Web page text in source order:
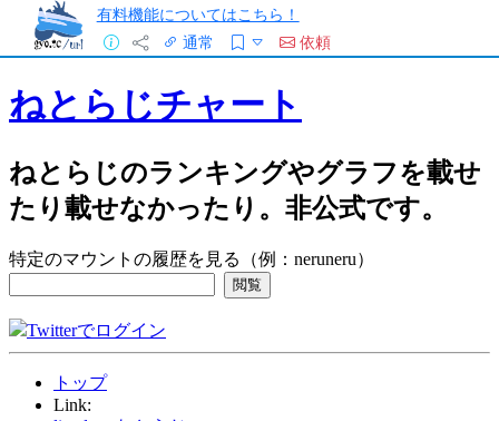
有料機能についてはこちら！
通常
依頼